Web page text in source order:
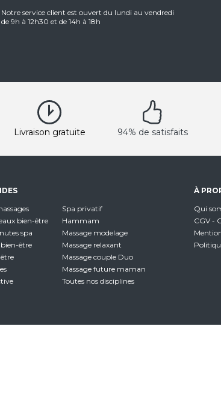
Notre service client est ouvert du lundi au vendredi
de 9h à 12h30 et de 14h à 18h
Livraison gratuite 94% de satisfaits
bien-être
spa
être
Spa privatif
Hammam
Massage modelage
Massage relaxant
Massage couple Duo
Massage future maman
Toutes nos disciplines
À
Qui
CGV -